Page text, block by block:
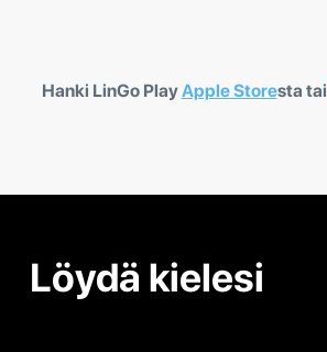
Hanki LinGo PlayApple Storesta tai
Löydä kielesi